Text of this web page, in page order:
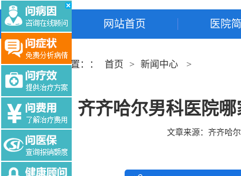
网站首页 医院
当前位置：： 首页 > 新闻中心 >
齐齐哈尔男科医院
文章来源： 齐齐哈